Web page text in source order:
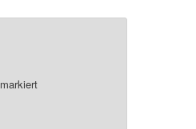
markiert